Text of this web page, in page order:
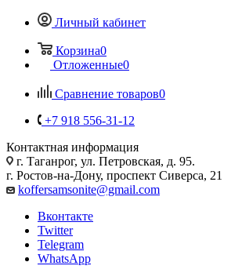
Личный кабинет
Корзина0
Отложенные0
Сравнение товаров0
+7 918 556-31-12
Контактная информация
г. Таганрог, ул. Петровская, д. 95.
г. Ростов-на-Дону, проспект Сиверса, 21
koffersamsonite@gmail.com
Вконтакте
Twitter
Telegram
WhatsApp